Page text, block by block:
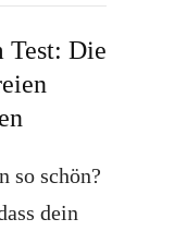
Test: Die
so schön?
dein